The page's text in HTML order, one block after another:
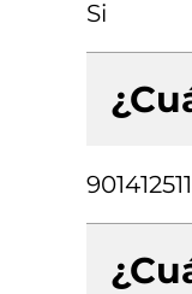
Si
901412511